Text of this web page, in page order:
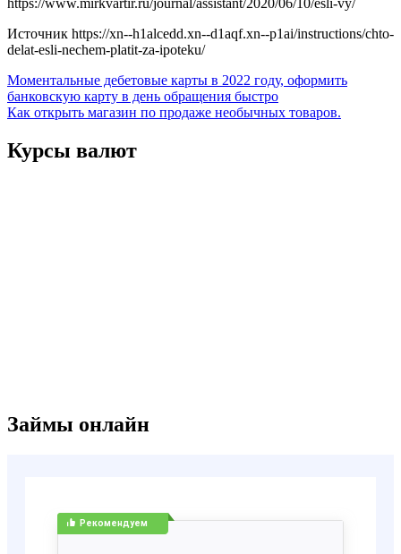
https://www.mirkvartir.ru/journal/assistant/2020/06/10/esli-vy/
Источник https://xn--h1alcedd.xn--d1aqf.xn--p1ai/instructions/chto-
delat-esli-nechem-platit-za-ipoteku/
Навигация
по
Моментальные дебетовые карты в 2022 году, оформить
банковскую карту в день обращения быстро
Как открыть магазин по продаже необычных товаров.
Курсы валют
Займы онлайн